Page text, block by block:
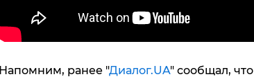
Напомним, ранее "Диалог.UA" сообщал, что